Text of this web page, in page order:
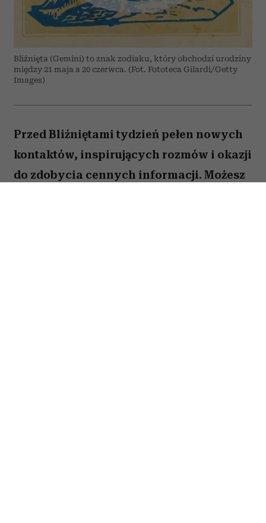
Bliźnięta (Gemini) to znak zodiaku, który obchodzi urodziny
między 21 maja a 20 czerwca. (Fot. Fototeca Gilardi/Getty
Images)
Przed Bliźniętami tydzień pełen nowych
kontaktów, inspirujących rozmów i okazji
do zdobycia cennych informacji. Możesz